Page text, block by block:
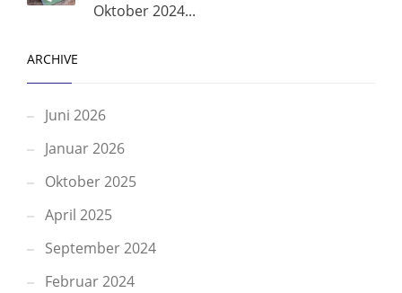
Oktober 2024...
ARCHIVE
Juni 2026
Januar 2026
Oktober 2025
April 2025
September 2024
Februar 2024